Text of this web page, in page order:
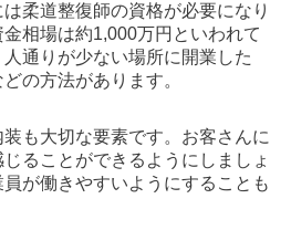
柔道整復師の資格が必要になり
相場は約1,000万円といわれて
通りが少ない場所に開業した
の方法があります。
も大切な要素です。お客さんに
ることができるようにしましょ
が働きやすいようにすることも